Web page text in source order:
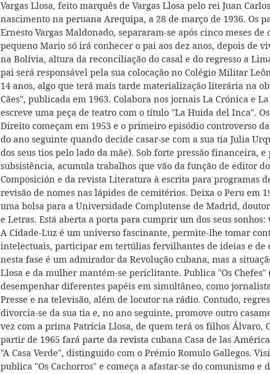
Vargas Llosa, feito marquês de Vargas Llosa pelo rei Juan
nascimento na peruana Arequipa, a 28 de março de 1936. Os
Ernesto Vargas Maldonado, separaram-se após cinco meses de
pequeno Mario só irá conhecer o pai aos dez anos, depois de
na Bolívia, altura da reconciliação do casal e do regresso a
pai será responsável pela sua colocação no Colégio Militar
14 anos, algo que terá mais tarde materialização literária na
Cães", publicada em 1963. Colabora nos jornais La Crónica e
escreve uma peça de teatro com o título "La Huida del Inca".
Direito começam em 1953 e o primeiro episódio controverso
do ano seguinte quando decide casar-se com a sua tia Julia
dos seus tios pelo lado da mãe). Sob forte pressão financeira,
subsistência, acumula trabalhos que vão da função de editor
Composición e da revista Literatura à escrita para programas
revisão de nomes nas lápides de cemitérios. Deixa o Peru em
uma bolsa para a Universidade Complutense de Madrid,
e Letras. Está aberta a porta para cumprir um dos seus sonhos:
A Cidade-Luz é um universo fascinante, permite-lhe tomar
intelectuais, participar em tertúlias fervilhantes de ideias e de
nesta fase é um admirador da Revolução cubana, mas a
Llosa e da mulher mantém-se periclitante. Publica "Os Chefes"
desempenhar diferentes papéis em simultâneo, como
Presse e na televisão, além de locutor na rádio. Contudo,
divorcia-se da sua tia e, no ano seguinte, promove outro
vez com a prima Patrícia Llosa, de quem terá os filhos Álvaro,
partir de 1965 fará parte da revista cubana Casa de las
"A Casa Verde", distinguido com o Prémio Romulo Gallegos.
publica "Os Cachorros" e começa a afastar-se do comunismo e